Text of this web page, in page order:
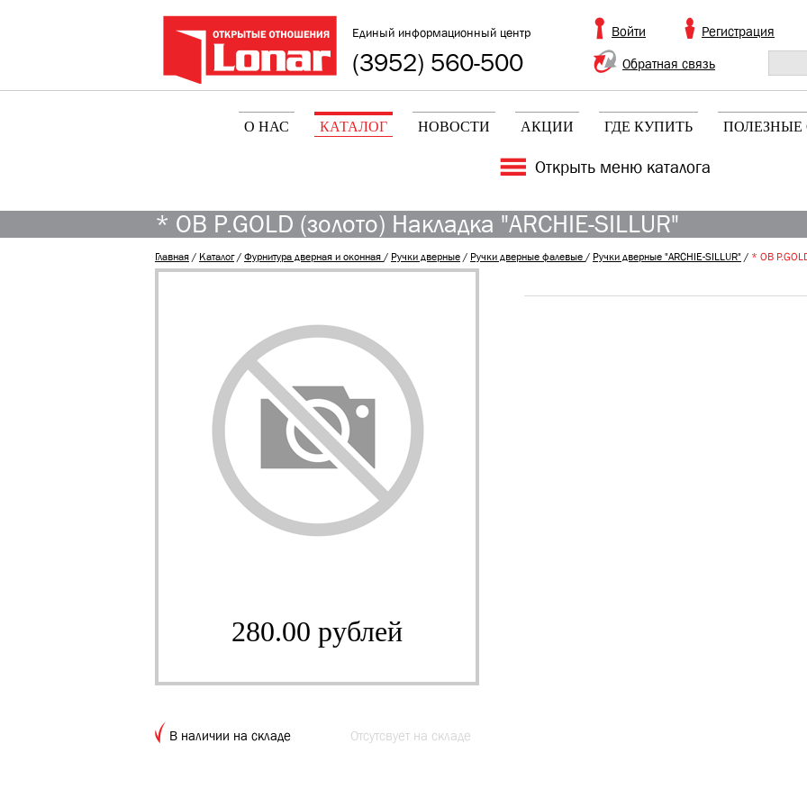
Единый информационный центр
(3952) 560-500
Войти
Регистрация
Обратная связь
О НАС КАТАЛОГ НОВОСТИ АКЦИИ ГДЕ КУПИТЬ ПОЛЕЗНЫЕ
Открыть меню каталога
* OB P.GOLD (золото) Накладка "ARCHIE-SILLUR"
Главная/ Каталог/Фурнитура дверная и оконная/ Ручки дверные/ Ручки дверные фалевые/ Ручки дверные "ARCHIE-SILLUR"/ * OB
280.00 рублей
В наличии на складе Отсутсвует на складе